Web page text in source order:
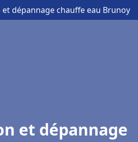
dépannage chauffe eau Brunoy
et dépannage